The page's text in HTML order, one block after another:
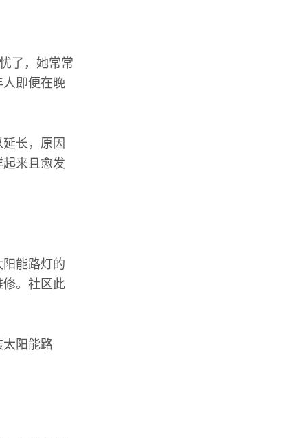
了，她常常
即便在晚
长，原因
来且愈发
能路灯的
。社区此
太阳能路